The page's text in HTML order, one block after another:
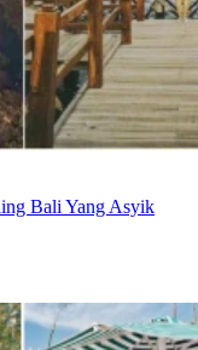
Bali Yang Asyik